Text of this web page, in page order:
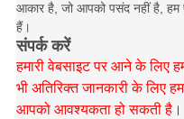
आकार है, जो आपको पसंद नहीं है, हम
हैं।
संपर्क करें
हमारी वेबसाइट पर आने के लिए
भी अतिरिक्त जानकारी के लिए
आपको आवश्यकता हो सकती है।